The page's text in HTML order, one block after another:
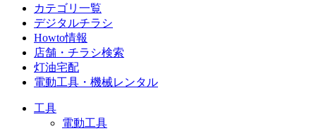
カテゴリ一覧
デジタルチラシ
Howto情報
店舗・チラシ検索
灯油宅配
電動工具・機械レンタル
工具
電動工具